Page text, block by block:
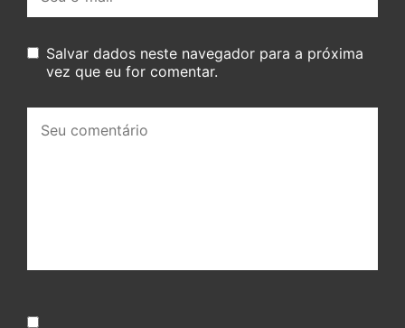
Salvar dados neste navegador para a próxima
vez que eu for comentar.
comentário: